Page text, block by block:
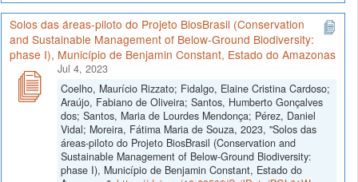
Solos das áreas-piloto do Projeto BiosBrasil (Conservation
and Sustainable Management of Below-Ground Biodiversity:
phase I), Município de Benjamin Constant, Estado do Amazonas
Jul 4, 2023
Coelho, Maurício Rizzato; Fidalgo, Elaine Cristina Cardoso;
Araújo, Fabiano de Oliveira; Santos, Humberto Gonçalves
dos; Santos, Maria de Lourdes Mendonça; Pérez, Daniel
Vidal; Moreira, Fátima Maria de Souza, 2023, "Solos das
áreas-piloto do Projeto BiosBrasil (Conservation and
Sustainable Management of Below-Ground Biodiversity:
phase I), Município de Benjamin Constant, Estado do